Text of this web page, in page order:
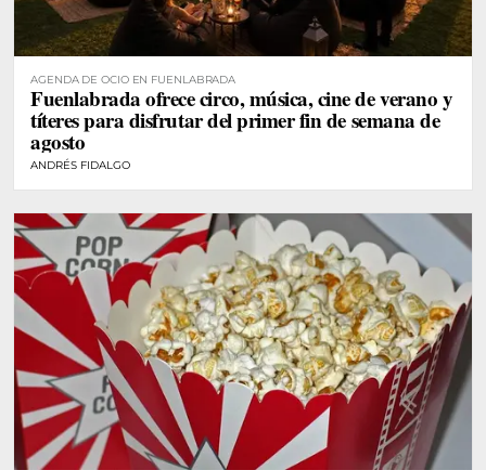
AGENDA DE OCIO EN FUENLABRADA
Fuenlabrada ofrece circo, música, cine de verano y
títeres para disfrutar del primer fin de semana de
agosto
ANDRÉS FIDALGO